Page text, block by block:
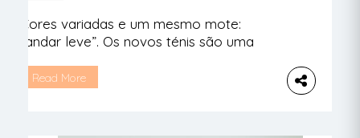
Cores variadas e um mesmo mote:
“andar leve”. Os novos ténis são uma
planeta. Contamos tudo. Leves, frescos
Read More